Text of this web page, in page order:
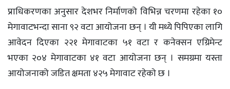
प्राधिकरणका अनुसार देशभर निर्माणको विभिन्न चरणमा रहेका १०
मेगावाटभन्दा साना ९२ वटा आयोजना छन् । यी मध्ये पिपिएका लागि
आवेदन दिएका २२१ मेगावाटका ५१ वटा र कनेक्सन एग्रिमेन्ट
भएका २०४ मेगावाटका ४१ वटा आयोजना छन् । समग्रमा यस्ता
आयोजनाको जडित क्षमता ४२५ मेगावाट रहेकाे छ ।